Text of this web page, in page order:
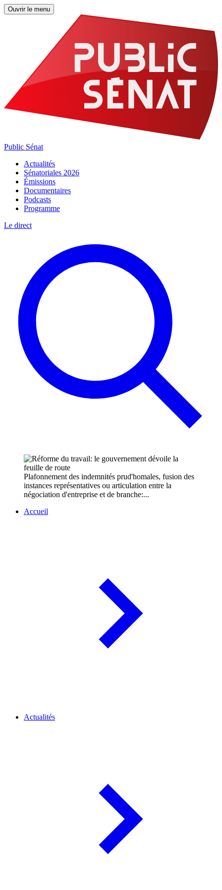
Ouvrir le menu
Public Sénat
Actualités
Sénatoriales 2026
Émissions
Documentaires
Podcasts
Programme
Le direct
Plafonnement des indemnités prud'homales, fusion des
instances représentatives ou articulation entre la
négociation d'entreprise et de branche:...
Accueil
Actualités